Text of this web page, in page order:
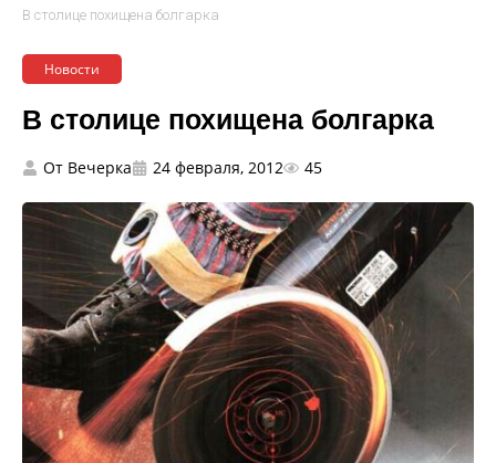
В столице похищена болгарка
Новости
В столице похищена болгарка
От Вечерка 24 февраля, 2012 45